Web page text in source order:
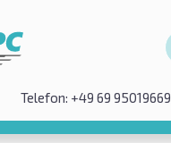
Telefon: +49 69 95019669